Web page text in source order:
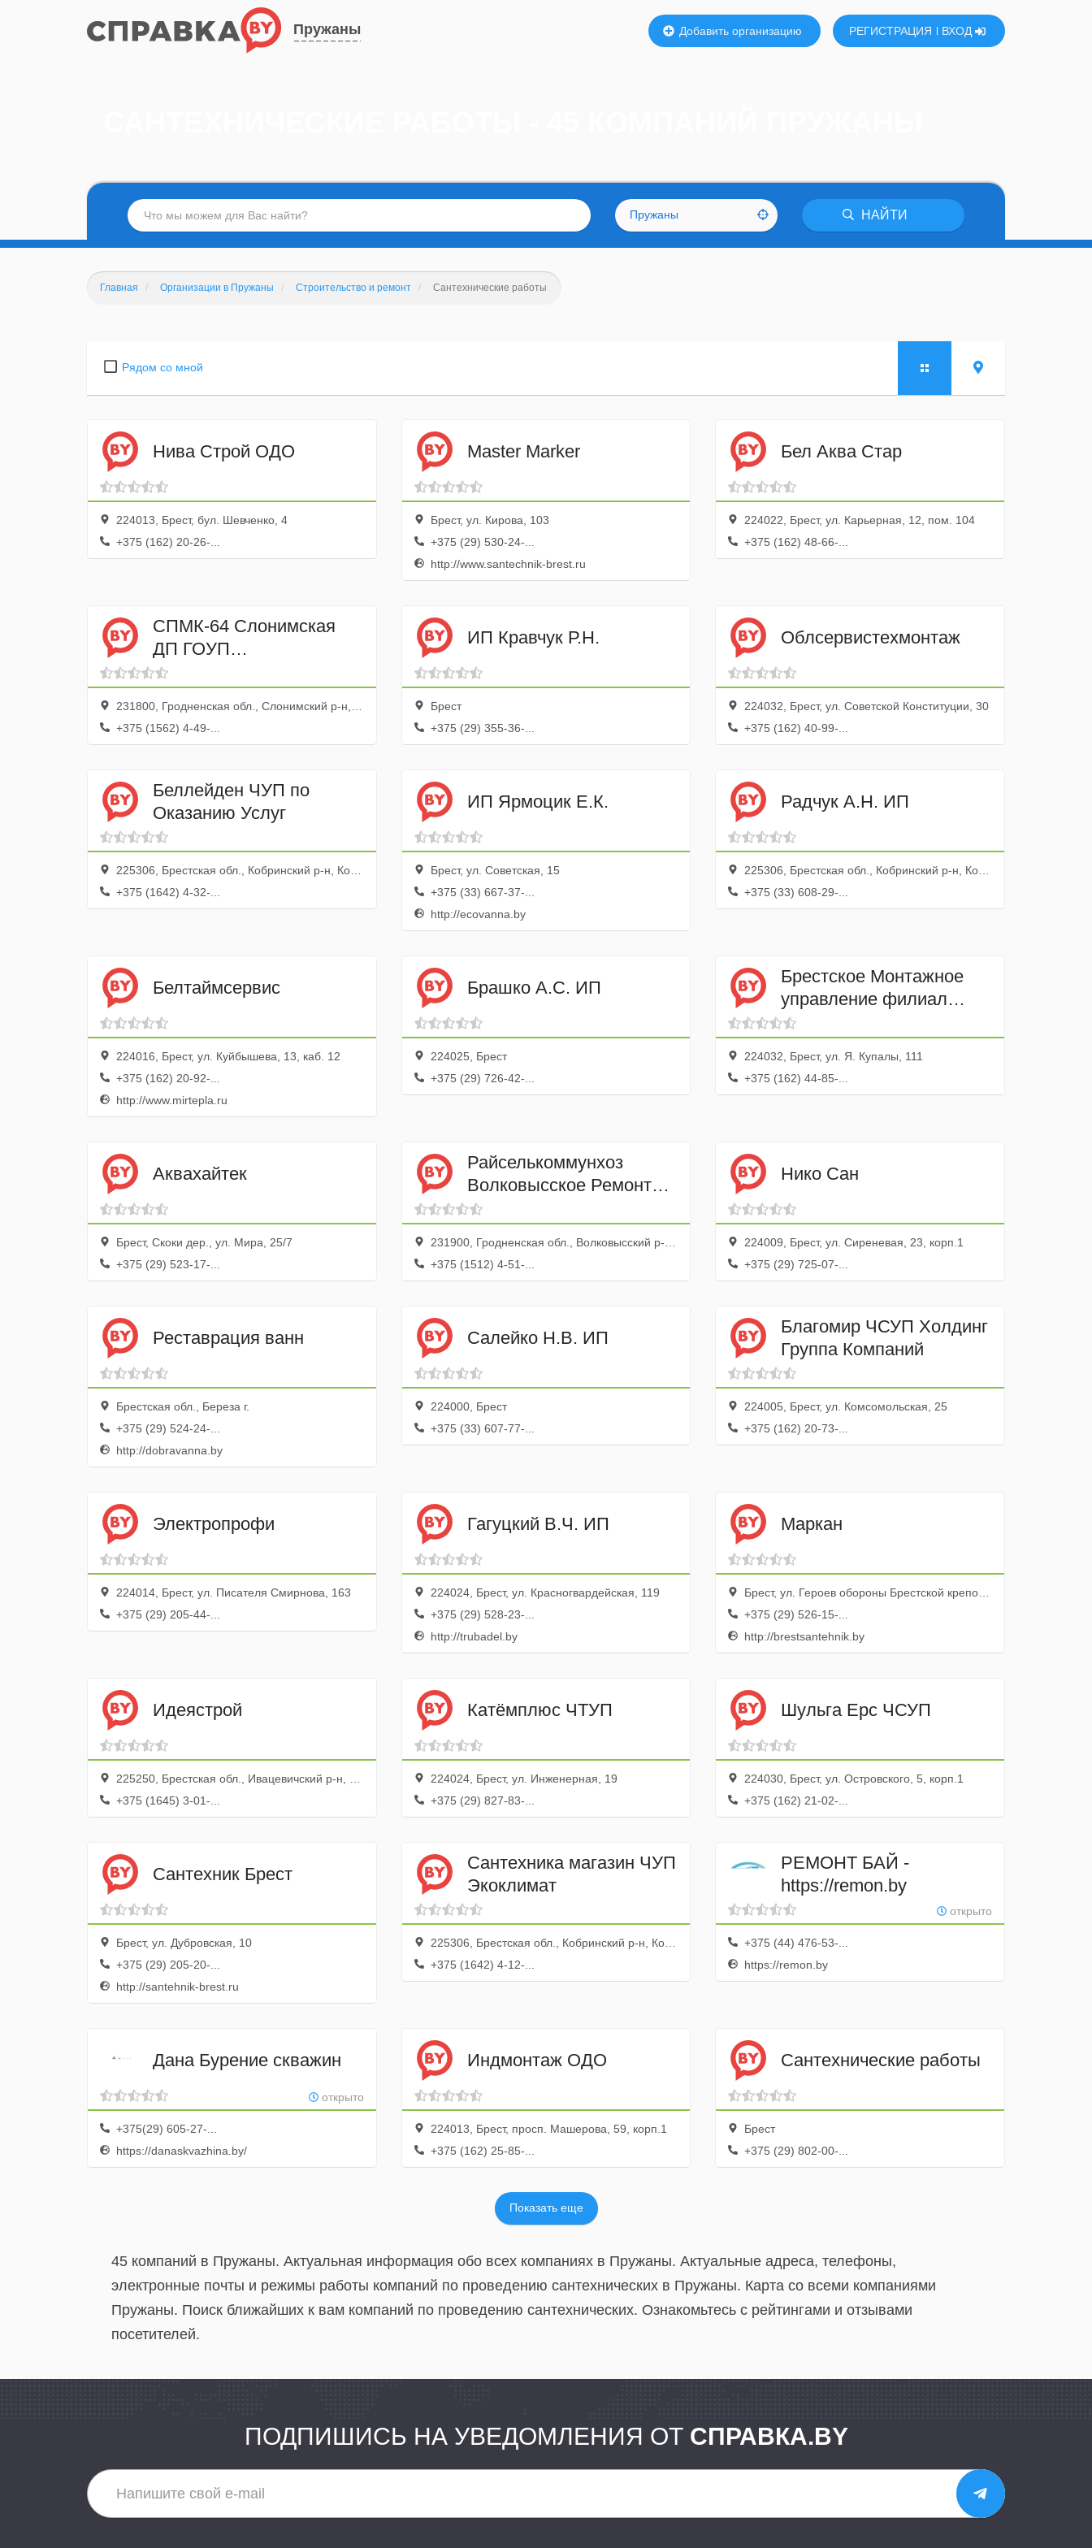
Пружаны Добавить организацию РЕГИСТРАЦИЯ ВХОД
Пружаны НАЙТИ
Главная Организации в Пружаны Строительство и ремонт Сантехнические работы
Рядом со мной
Нива Строй ОДО
224013, Брест, бул. Шевченко, 4
+375 (162) 20-26-...
Master Marker
Брест, ул. Кирова, 103
+375 (29) 530-24-...
http://www.santechnik-brest.ru
Бел Аква Стар
224022, Брест, ул. Карьерная, 12, пом. 104
+375 (162) 48-66-...
СПМК-64 Слонимская
ДП ГОУП
Гроднооблсельстрой
231800, Гродненская обл., Слонимский р-н, Слоним г., 1-й Приречный пер., 45
+375 (1562) 4-49-...
ИП Кравчук Р.Н.
Брест
+375 (29) 355-36-...
Облсервистехмонтаж
224032, Брест, ул. Советской Конституции, 30
+375 (162) 40-99-...
Беллейден ЧУП по
Оказанию Услуг
225306, Брестская обл., Кобринский р-н, Кобрин г., ул. Первомайская, 9, кв. 4
+375 (1642) 4-32-...
ИП Ярмоцик Е.К.
Брест, ул. Советская, 15
+375 (33) 667-37-...
http://ecovanna.by
Радчук А.Н. ИП
225306, Брестская обл., Кобринский р-н, Кобрин г.
+375 (33) 608-29-...
Белтаймсервис
224016, Брест, ул. Куйбышева, 13, каб. 12
+375 (162) 20-92-...
http://www.mirtepla.ru
Брашко А.С. ИП
224025, Брест
+375 (29) 726-42-...
Брестское Монтажное
управление филиал
Белсантехмонтаж-2
224032, Брест, ул. Я. Купалы, 111
+375 (162) 44-85-...
Аквахайтек
Брест, Скоки дер., ул. Мира, 25/7
+375 (29) 523-17-...
Райселькоммунхоз
Волковысское Ремонтно-
Строительное ОДО
231900, Гродненская обл., Волковысский р-н, Волковыск г., ул. 9 Мая, 27
+375 (1512) 4-51-...
Нико Сан
224009, Брест, ул. Сиреневая, 23, корп.1
+375 (29) 725-07-...
Реставрация ванн
Брестская обл., Береза г.
+375 (29) 524-24-...
http://dobravanna.by
Салейко Н.В. ИП
224000, Брест
+375 (33) 607-77-...
Благомир ЧСУП Холдинг
Группа Компаний
224005, Брест, ул. Комсомольская, 25
+375 (162) 20-73-...
Электропрофи
224014, Брест, ул. Писателя Смирнова, 163
+375 (29) 205-44-...
Гагуцкий В.Ч. ИП
224024, Брест, ул. Красногвардейская, 119
+375 (29) 528-23-...
http://trubadel.by
Маркан
Брест, ул. Героев обороны Брестской крепости, 48/1, оф. 19
+375 (29) 526-15-...
http://brestsantehnik.by
Идеястрой
225250, Брестская обл., Ивацевичский р-н, Ивацевичи г., ул. Советская, 1
+375 (1645) 3-01-...
Катёмплюс ЧТУП
224024, Брест, ул. Инженерная, 19
+375 (29) 827-83-...
Шульга Ерс ЧСУП
224030, Брест, ул. Островского, 5, корп.1
+375 (162) 21-02-...
Сантехник Брест
Брест, ул. Дубровская, 10
+375 (29) 205-20-...
http://santehnik-brest.ru
Сантехника магазин ЧУП
Экоклимат
225306, Брестская обл., Кобринский р-н, Кобрин г., ул. Южная, 3, район Большого рынка
+375 (1642) 4-12-...
РЕМОНТ БАЙ -
https://remon.by
открыто
+375 (44) 476-53-...
https://remon.by
Дана Бурение скважин
открыто
+375(29) 605-27-...
https://danaskvazhina.by/
Индмонтаж ОДО
224013, Брест, просп. Машерова, 59, корп.1
+375 (162) 25-85-...
Сантехнические работы
Брест
+375 (29) 802-00-...
Показать еще
45 компаний в Пружаны. Актуальная информация обо всех компаниях в Пружаны. Актуальные адреса, телефоны,
электронные почты и режимы работы компаний по проведению сантехнических в Пружаны. Карта со всеми компаниями
Пружаны. Поиск ближайших к вам компаний по проведению сантехнических. Ознакомьтесь с рейтингами и отзывами
посетителей.
ПОДПИШИСЬ НА УВЕДОМЛЕНИЯ ОТ СПРАВКА.BY